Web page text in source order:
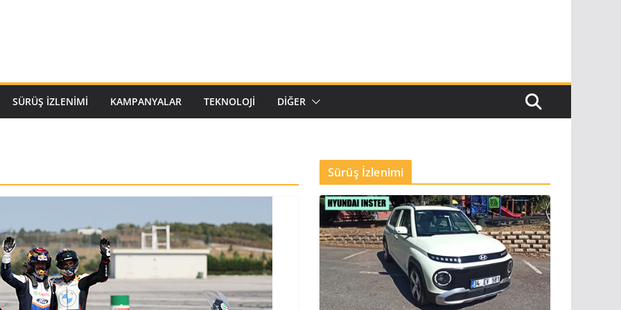
SÜRÜŞ İZLENIMI KAMPANYALAR TEKNOLOJI DİĞER
Sürüş İzlenimi